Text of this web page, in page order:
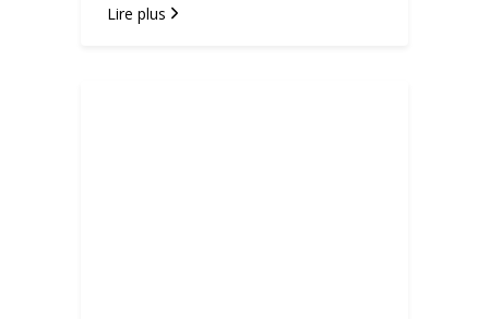
Lire plus